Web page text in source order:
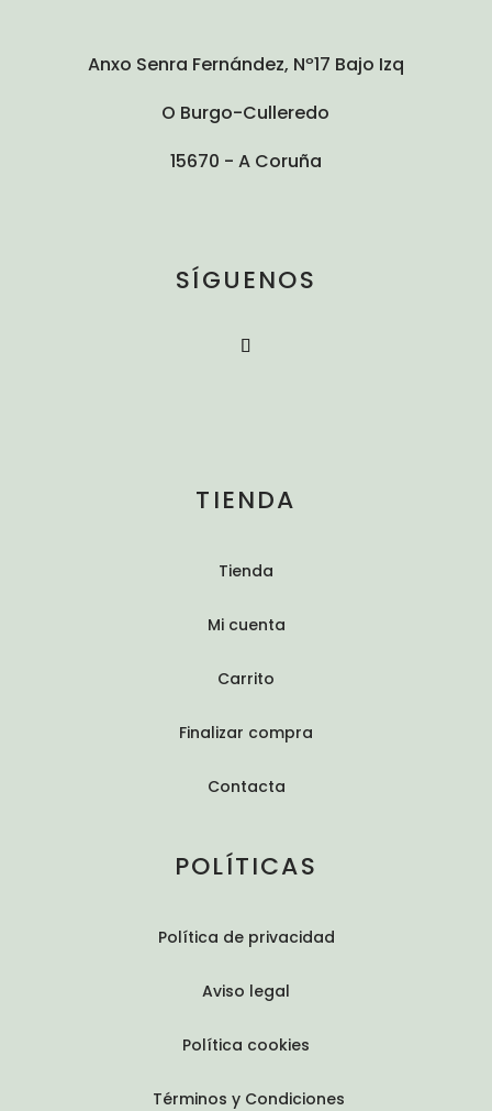
Anxo Senra Fernández, Nº17 Bajo Izq
O Burgo-Culleredo
15670 - A Coruña
SÍGUENOS
TIENDA
Tienda
Mi cuenta
Carrito
Finalizar compra
Contacta
POLÍTICAS
Política de privacidad
Aviso legal
Política cookies
Términos y Condiciones